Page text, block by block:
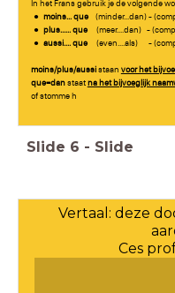
In het Frans gebruik je de volgende
moins... que (minder...dan) -
plus...... que(meer....dan) -
aussi.... que(even....als) -
moins/plus/aussistaan voor het
que=danstaatna het bijvoeglijk
of stomme h
Slide 6 - Slide
Vertaal: deze
Ces